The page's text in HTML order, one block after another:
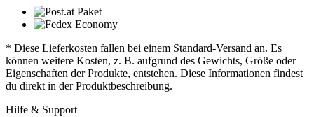
* Diese Lieferkosten fallen bei einem Standard-Versand an. Es
können weitere Kosten, z. B. aufgrund des Gewichts, Größe oder
Eigenschaften der Produkte, entstehen. Diese Informationen findest
du direkt in der Produktbeschreibung.
Hilfe & Support